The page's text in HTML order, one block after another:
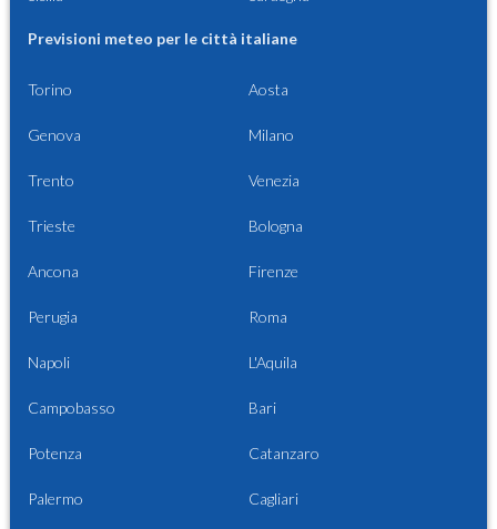
Previsioni meteo per le città italiane
Torino Aosta
Genova Milano
Trento Venezia
Trieste Bologna
Ancona Firenze
Perugia Roma
Napoli L'Aquila
Campobasso Bari
Potenza Catanzaro
Palermo Cagliari